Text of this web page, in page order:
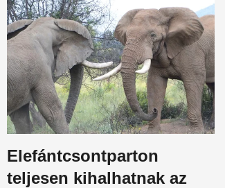
Elefántcsontparton
teljesen kihalhatnak az